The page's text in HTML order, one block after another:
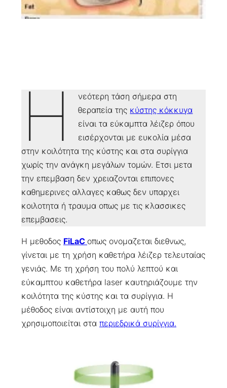
Η
νεότερη τάση σήμερα στη
θεραπεία της κύστης κόκκυγα
είναι τα εύκαμπτα λέιζερ όπου
εισέρχονται με ευκολία μέσα
στην κοιλότητα της κύστης και στα συρίγγια
χωρίς την ανάγκη μεγάλων τομών. Ετσι μετα
την επεμβαση δεν χρειαζονται επιπονες
καθημερινες αλλαγες καθως δεν υπαρχει
κοιλοτητα ή τραυμα οπως με τις κλασσικες
επεμβασεις.
Η μεθοδος FiLaC οπως ονομαζεται διεθνως,
γίνεται με τη χρήση καθετήρα λέιζερ τελευταίας
γενιάς. Με τη χρήση του πολύ λεπτού και
εύκαμπτου καθετήρα laser καυτηριάζουμε την
κοιλότητα της κύστης και τα συρίγγια. Η
μέθοδος είναι αντίστοιχη με αυτή που
χρησιμοποιείται στα περιεδρικά συρίγγια.